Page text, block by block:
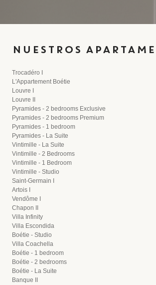
NUESTROS
Trocadéro I
L'Appartement Boétie
Louvre I
Louvre II
Pyramides - 2 bedrooms Exclusive
Pyramides - 2 bedrooms Premium
Pyramides - 1 bedroom
Pyramides - La Suite
Vintimille - La Suite
Vintimille - 2 Bedrooms
Vintimille - 1 Bedroom
Vintimille - Studio
Saint-Germain I
Artois I
Vendôme I
Chapon II
Villa Infinity
Villa Escondida
Boétie - Studio
Villa Coachella
Boétie - 1 bedroom
Boétie - 2 bedrooms
Boétie - La Suite
Banque II